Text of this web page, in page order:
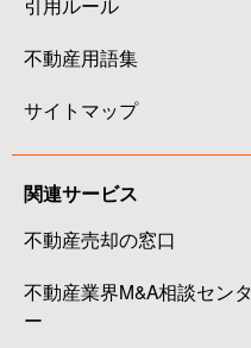
不動産用語集
サイトマップ
関連サービス
不動産売却の窓口
不動産業界M&A相談センタ
ー